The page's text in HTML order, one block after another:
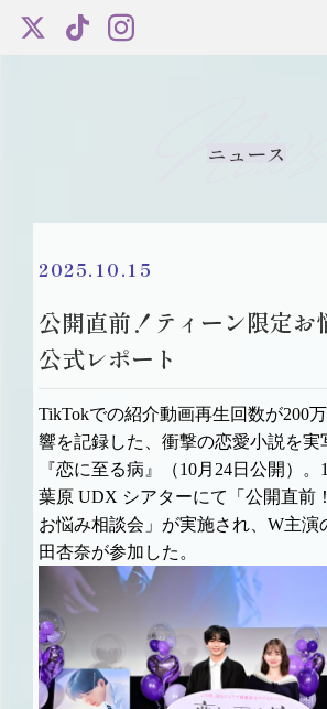
News
ニュース
2025.10.15
公開直前！ティーン限定お
公式レポート
TikTokでの紹介動画再生回数が200
響を記録した、衝撃の恋愛小説を実
『恋に至る病』（10月24日公開）。
葉原 UDX シアターにて「公開直前
お悩み相談会」が実施され、W主演
田杏奈が参加した。